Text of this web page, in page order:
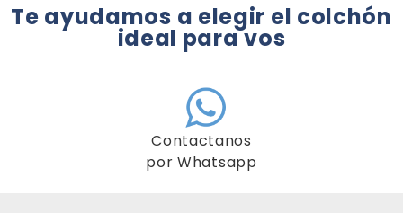
Te ayudamos a elegir el colchón
ideal para vos
Contactanos
por Whatsapp